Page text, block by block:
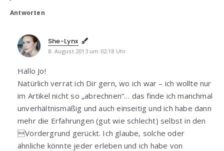
Antworten
She-Lynx
8. August 2013 um 02:18 Uhr
Hallo Jo!
Natürlich verrat ich Dir gern, wo ich war – ich wollte nur
im Artikel nicht so „abrechnen“… das finde ich manchmal
unverhältnismäßig und auch einseitig und ich habe dann
mehr die Erfahrungen (gut wie schlecht) selbst in den
Vordergrund gerückt. Ich glaube, solche oder
ähnliche könnte jeder erleben und ich habe von